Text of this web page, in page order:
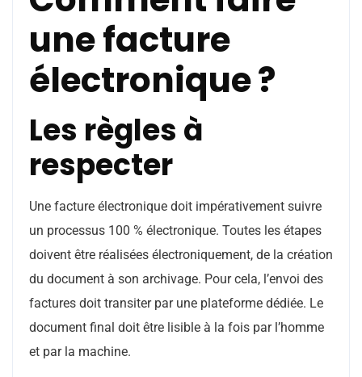
une facture
électronique ?
Les règles à
respecter
Une facture électronique doit impérativement suivre
un processus 100 % électronique. Toutes les étapes
doivent être réalisées électroniquement, de la création
du document à son archivage. Pour cela, l’envoi des
factures doit transiter par une plateforme dédiée. Le
document final doit être lisible à la fois par l’homme
et par la machine.